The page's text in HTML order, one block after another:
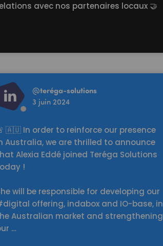
avec nos partenaires locaux 🤝
more
@teréga-solutions
3 juin 2024
🇦🇺 In order to reinforce our presence
Australia, we are thrilled to announce
Alexia Eddé joined Teréga Solutions
!
will be responsible for developing our
offering, indabox and IO-base, in
Australian market and strengthening
…